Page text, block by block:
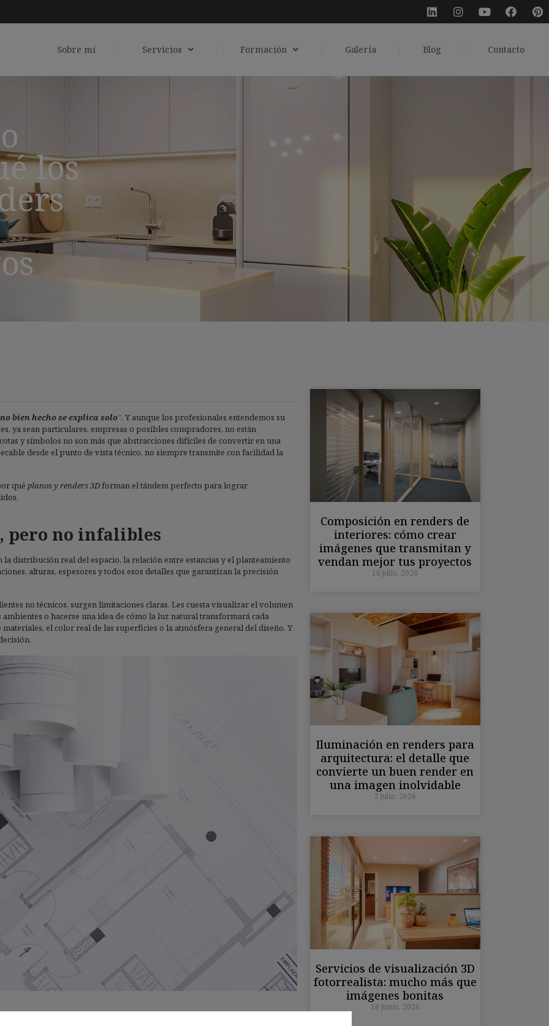
Sobre mí Servicios Formación Galería Blog Contacto
los
bien hecho se explica solo”. Y aunque los profesionales entendemos su
ya sean particulares, empresas o posibles compradores, no están
y símbolos no son más que abstracciones difíciles de convertir en una
desde el punto de vista técnico, no siempre transmite con facilidad la
qué planos y renders 3Dforman el tándem perfecto para lograr
pero no infalibles
distribución real del espacio, la relación entre estancias y el planteamiento
alturas, espesores y todos esos detalles que garantizan la precisión
no técnicos, surgen limitaciones claras. Les cuesta visualizar el volumen
o hacerse una idea de cómo la luz natural transformará cada
el color real de las superficies o la atmósfera general del diseño. Y
Composición en renders de
interiores: cómo crear
imágenes que transmitan y
vendan mejor tus proyectos
16 julio, 2026
Iluminación en renders para
arquitectura: el detalle que
convierte un buen render en
una imagen inolvidable
2 julio, 2026
Servicios de visualización 3D
fotorrealista: mucho más que
imágenes bonitas
18 junio, 2026